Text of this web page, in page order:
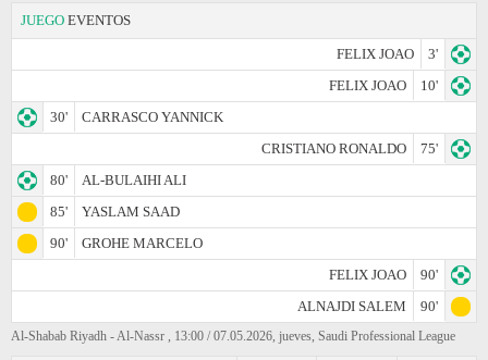
JUEGO EVENTOS
FELIX JOAO
3'
FELIX JOAO
10'
30'
CARRASCO YANNICK
CRISTIANO RONALDO
75'
80'
AL-BULAIHI ALI
85'
YASLAM SAAD
90'
GROHE MARCELO
FELIX JOAO
90'
ALNAJDI SALEM
90'
Al-Shabab Riyadh - Al-Nassr , 13:00 / 07.05.2026, jueves, Saudi Professional League